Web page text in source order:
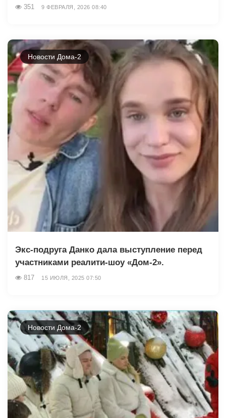
351 9 ФЕВРАЛЯ, 2026 08:40
Новости Дома-2
Экс-подруга Данко дала выступление перед
участниками реалити-шоу «Дом-2».
817 15 ИЮЛЯ, 2025 07:50
Новости Дома-2